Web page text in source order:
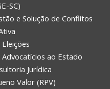
SC)
e Solução de Conflitos
ao Estado
Jurídica
Valor (RPV)